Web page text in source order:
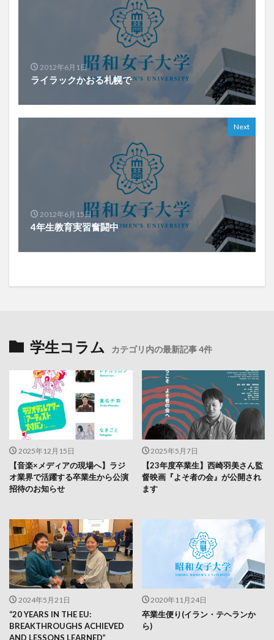
2012年6月1日
ライラックかおる札幌で
Next
2012年6月15日
4年生教育実習奮闘中
学生コラム カテゴリ内の最新記事 4件
2025年12月15日
【音楽×メディアの現場へ】ラジ
オ業界で活躍する卒業生から公演
招待のお知らせ
2025年5月7日
【23年度卒業生】西崎羽美さん監
督映画『よそ者の会』が公開され
ます
2024年5月21日
“20 YEARS IN THE EU:
BREAKTHROUGHS ACHIEVED
AND LESSONS LEARNED”
2020年11月24日
卒業生便り(イラン・テヘランか
ら)